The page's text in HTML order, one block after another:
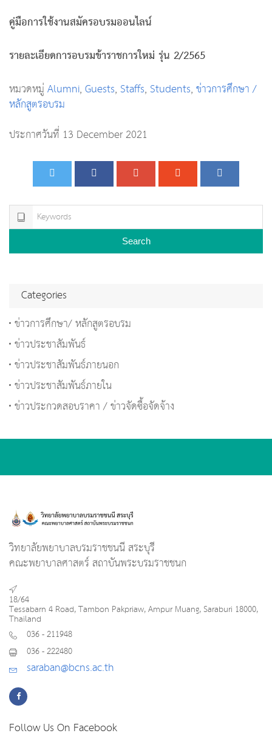
คู่มือการใช้งานสมัครอบรมออนไลน์
รายละเอียดการอบรมข้าราชการใหม่ รุ่น 2/2565
หมวดหมู่Alumni,Guests,Staffs,Students,ข่าวการศึกษา /
หลักสูตรอบรม
ประกาศวันที่ 13 December 2021
Search
Categories
ข่าวการศึกษา/ หลักสูตรอบรม
ข่าวประชาสัมพันธ์
ข่าวประชาสัมพันธ์ภายนอก
ข่าวประชาสัมพันธ์ภายใน
ข่าวประกวดสอบราคา / ข่าวจัดซื้อจัดจ้าง
วิทยาลัยพยาบาลบรมราชชนนี สระบุรี
คณะพยาบาลศาสตร์ สถาบันพระบรมราชชนก
18/64
Tessabarn 4 Road, Tambon Pakpriaw, Ampur Muang, Saraburi 18000,
Thailand
036 - 211948
036 - 222480
saraban@bcns.ac.th
Follow Us On Facebook